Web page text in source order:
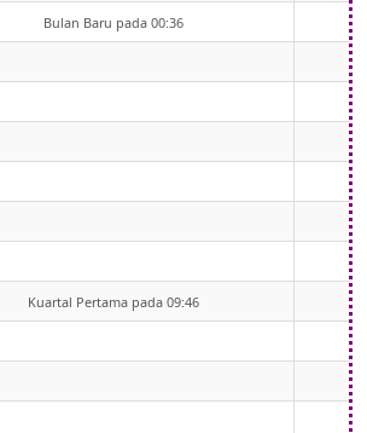
Bulan Baru pada 00:36
Kuartal Pertama pada 09:46